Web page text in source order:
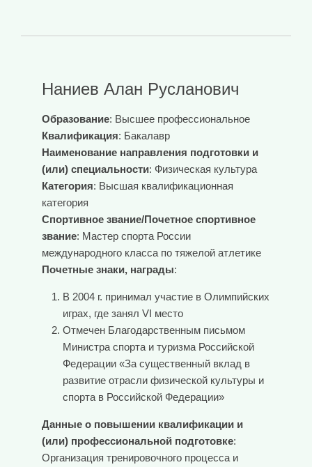
Наниев Алан Русланович
Образование: Высшее профессиональное
Квалификация: Бакалавр
Наименование направления подготовки и
(или) специальности: Физическая культура
Категория: Высшая квалификационная
категория
Спортивное звание/Почетное спортивное
звание: Мастер спорта России
международного класса по тяжелой атлетике
Почетные знаки, награды:
В 2004 г. принимал участие в Олимпийских
играх, где занял VI место
Отмечен Благодарственным письмом
Министра спорта и туризма Российской
Федерации «За существенный вклад в
развитие отрасли физической культуры и
спорта в Российской Федерации»
Данные о повышении квалификации и
(или) профессиональной подготовке:
Организация тренировочного процесса и